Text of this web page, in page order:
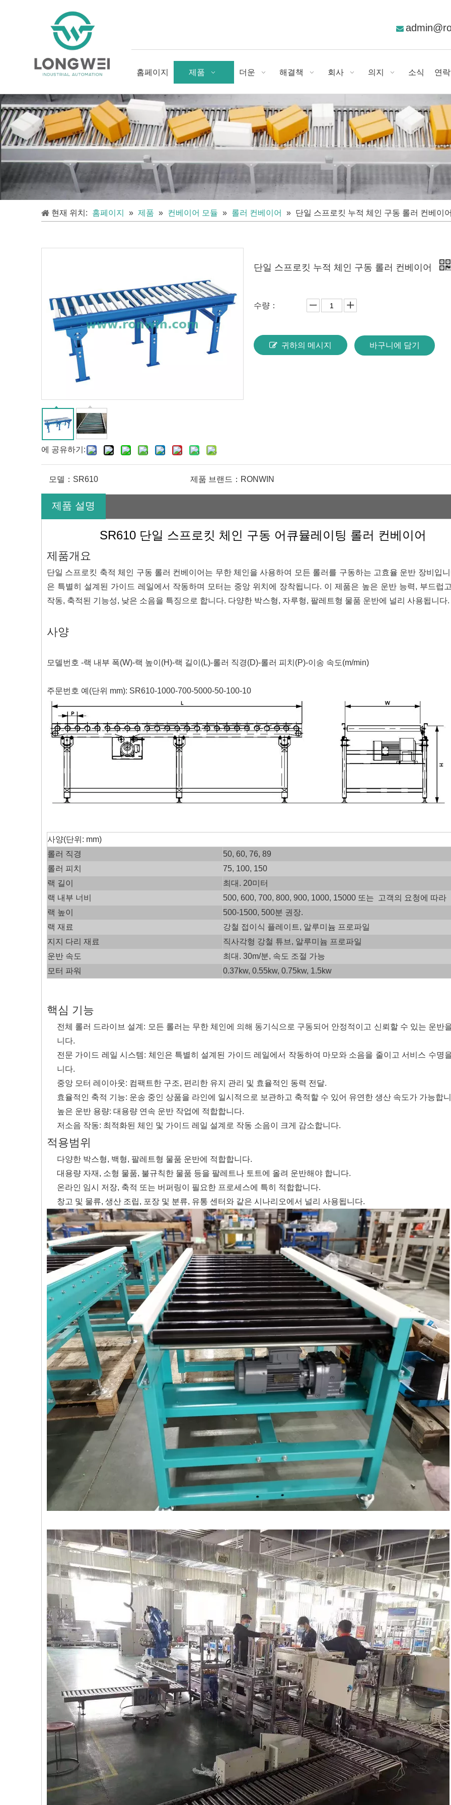

홈페이지 제품 더운 해결책 회사 의지 소식 연
현재 위치: 홈페이지 » 제품 » 컨베이어 모듈 » 롤러 컨베이어 » 단일 스프로킷 누적 체인 구동 롤러 컨베이어
에 공유하기:
단일 스프로킷 누적 체인 구동 롤러 컨베이어
수량：
귀하의 메시지 바구니에 담기
모델： SR610 제품 브랜드： RONWIN
제품 설명
SR610 단일 스프로킷 체인 구동 어큐뮬레이팅 롤러 컨베이어
제품개요
단일 스프로킷 축적 체인 구동 롤러 컨베이어는 무한 체인을 사용하여 모든 롤러를 구동하는 고효율 운반 장비입
은 특별히 설계된 가이드 레일에서 작동하며 모터는 중앙 위치에 장착됩니다. 이 제품은 높은 운반 능력, 부드럽
작동, 축적된 기능성, 낮은 소음을 특징으로 합니다. 다양한 박스형, 자루형, 팔레트형 물품 운반에 널리 사용됩니다.
사양
모델번호 -랙 내부 폭(W)-랙 높이(H)-랙 길이(L)-롤러 직경(D)-롤러 피치(P)-이송 속도(m/min)
주문번호 예(단위 mm): SR610-1000-700-5000-50-100-10
사양(단위: mm)
롤러 직경
50, 60, 76, 89
롤러 피치
75, 100, 150
랙 길이
최대. 20미터
랙 내부 너비
500, 600, 700, 800, 900, 1000, 15000 또는 고객의 요청에 따라
랙 높이
500-1500, 500분 권장.
랙 재료
강철 접이식 플레이트, 알루미늄 프로파일
지지 다리 재료
직사각형 강철 튜브, 알루미늄 프로파일
운반 속도
최대. 30m/분, 속도 조절 가능
모터 파워
0.37kw, 0.55kw, 0.75kw, 1.5kw
핵심 기능
전체 롤러 드라이브 설계: 모든 롤러는 무한 체인에 의해 동기식으로 구동되어 안정적이고 신뢰할 수 있는 운반
니다.
전문 가이드 레일 시스템: 체인은 특별히 설계된 가이드 레일에서 작동하여 마모와 소음을 줄이고 서비스 수명
니다.
중앙 모터 레이아웃: 컴팩트한 구조, 편리한 유지 관리 및 효율적인 동력 전달.
효율적인 축적 기능: 운송 중인 상품을 라인에 일시적으로 보관하고 축적할 수 있어 유연한 생산 속도가 가능합
높은 운반 용량: 대용량 연속 운반 작업에 적합합니다.
저소음 작동: 최적화된 체인 및 가이드 레일 설계로 작동 소음이 크게 감소합니다.
적용범위
다양한 박스형, 백형, 팔레트형 물품 운반에 적합합니다.
대용량 자재, 소형 물품, 불규칙한 물품 등을 팔레트나 토트에 올려 운반해야 합니다.
온라인 임시 저장, 축적 또는 버퍼링이 필요한 프로세스에 특히 적합합니다.
창고 및 물류, 생산 조립, 포장 및 분류, 유통 센터와 같은 시나리오에서 널리 사용됩니다.